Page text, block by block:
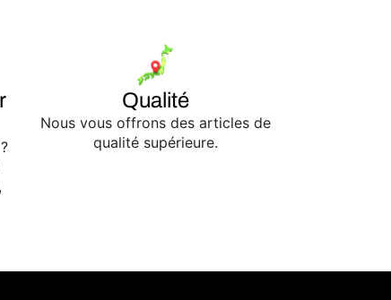
Qualité
Nous vous offrons des articles de
qualité supérieure.